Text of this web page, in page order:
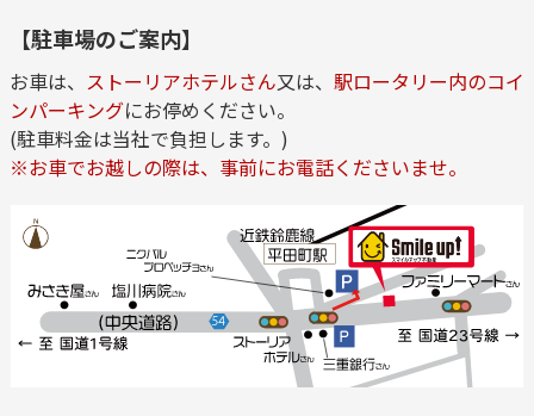
【駐車場のご案内】
お車は、 ストーリアホテルさん又は、 駅ロータリー内のコイ
ンパーキングにお停めください。
(駐車料金は当社で負担します。)
※お車でお越しの際は、事前にお電話くださいませ。